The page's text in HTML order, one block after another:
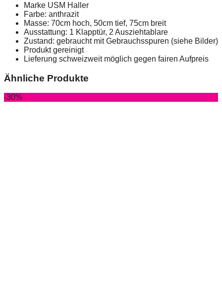
Marke USM Haller
Farbe: anthrazit
Masse: 70cm hoch, 50cm tief, 75cm breit
Ausstattung: 1 Klapptür, 2 Ausziehtablare
Zustand: gebraucht mit Gebrauchsspuren (siehe Bilder)
Produkt gereinigt
Lieferung schweizweit möglich gegen fairen Aufpreis
Ähnliche Produkte
-30%